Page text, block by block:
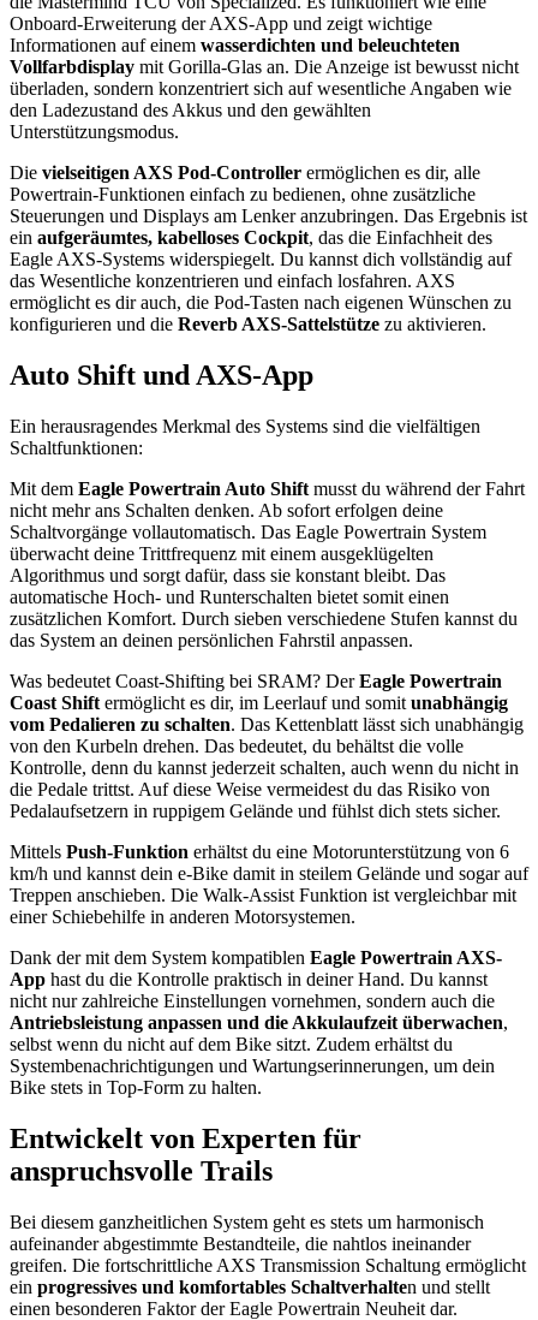
Onboard-Erweiterung der AXS-App und zeigt wichtige
Informationen auf einem wasserdichten und beleuchteten
Vollfarbdisplay mit Gorilla-Glas an. Die Anzeige ist bewusst nicht
überladen, sondern konzentriert sich auf wesentliche Angaben wie
den Ladezustand des Akkus und den gewählten
Unterstützungsmodus.
Die vielseitigen AXS Pod-Controller ermöglichen es dir, alle
Powertrain-Funktionen einfach zu bedienen, ohne zusätzliche
Steuerungen und Displays am Lenker anzubringen. Das Ergebnis ist
ein aufgeräumtes, kabelloses Cockpit, das die Einfachheit des
Eagle AXS-Systems widerspiegelt. Du kannst dich vollständig auf
das Wesentliche konzentrieren und einfach losfahren. AXS
ermöglicht es dir auch, die Pod-Tasten nach eigenen Wünschen zu
konfigurieren und die Reverb AXS-Sattelstütze zu aktivieren.
Auto Shift und AXS-App
Ein herausragendes Merkmal des Systems sind die vielfältigen
Schaltfunktionen:
Mit dem Eagle Powertrain Auto Shift musst du während der Fahrt
nicht mehr ans Schalten denken. Ab sofort erfolgen deine
Schaltvorgänge vollautomatisch. Das Eagle Powertrain System
überwacht deine Trittfrequenz mit einem ausgeklügelten
Algorithmus und sorgt dafür, dass sie konstant bleibt. Das
automatische Hoch- und Runterschalten bietet somit einen
zusätzlichen Komfort. Durch sieben verschiedene Stufen kannst du
das System an deinen persönlichen Fahrstil anpassen.
Was bedeutet Coast-Shifting bei SRAM? DerEagle Powertrain
Coast Shift ermöglicht es dir, im Leerlauf und somit unabhängig
vom Pedalieren zu schalten. Das Kettenblatt lässt sich unabhängig
von den Kurbeln drehen. Das bedeutet, du behältst die volle
Kontrolle, denn du kannst jederzeit schalten, auch wenn du nicht in
die Pedale trittst. Auf diese Weise vermeidest du das Risiko von
Pedalaufsetzern in ruppigem Gelände und fühlst dich stets sicher.
Mittels Push-Funktion erhältst du eine Motorunterstützung von 6
km/h und kannst dein e-Bike damit in steilem Gelände und sogar auf
Treppen anschieben. Die Walk-Assist Funktion ist vergleichbar mit
einer Schiebehilfe in anderen Motorsystemen.
Dank der mit dem System kompatiblen Eagle Powertrain AXS-
App hast du die Kontrolle praktisch in deiner Hand. Du kannst
nicht nur zahlreiche Einstellungen vornehmen, sondern auch die
Antriebsleistung anpassen und die Akkulaufzeit überwachen,
selbst wenn du nicht auf dem Bike sitzt. Zudem erhältst du
Systembenachrichtigungen und Wartungserinnerungen, um dein
Bike stets in Top-Form zu halten.
Entwickelt von Experten für
anspruchsvolle Trails
Bei diesem ganzheitlichen System geht es stets um harmonisch
aufeinander abgestimmte Bestandteile, die nahtlos ineinander
greifen. Die fortschrittliche AXS Transmission Schaltung ermöglicht
ein progressives und komfortables Schaltverhalten und stellt
einen besonderen Faktor der Eagle Powertrain Neuheit dar.